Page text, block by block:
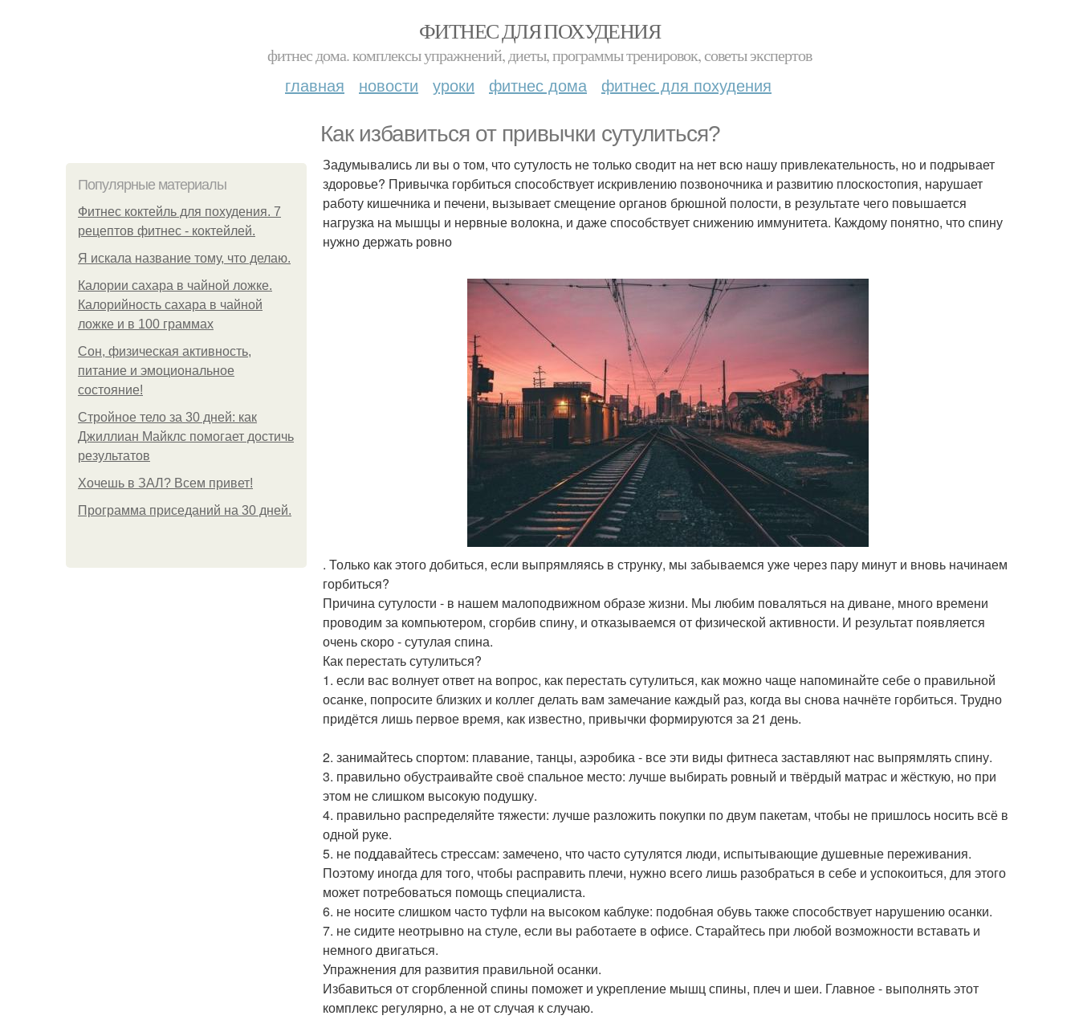
ФИТНЕС ДЛЯ ПОХУДЕНИЯ
фитнес дома. комплексы упражнений, диеты, программы тренировок, советы экспертов
главная новости уроки фитнес дома фитнес для похудения
Как избавиться от привычки сутулиться?
Популярные материалы
Фитнес коктейль для похудения. 7
рецептов фитнес - коктейлей.
Я искала название тому, что делаю.
Калории сахара в чайной ложке.
Калорийность сахара в чайной
ложке и в 100 граммах
Сон, физическая активность,
питание и эмоциональное
состояние!
Стройное тело за 30 дней: как
Джиллиан Майклс помогает достичь
результатов
Хочешь в ЗАЛ? Всем привет!
Программа приседаний на 30 дней.
Задумывались ли вы о том, что сутулость не только сводит на нет всю нашу привлекательность, но и подрывает
здоровье? Привычка горбиться способствует искривлению позвоночника и развитию плоскостопия, нарушает
работу кишечника и печени, вызывает смещение органов брюшной полости, в результате чего повышается
нагрузка на мышцы и нервные волокна, и даже способствует снижению иммунитета. Каждому понятно, что спину
нужно держать ровно
. Только как этого добиться, если выпрямляясь в струнку, мы забываемся уже через пару минут и вновь начинаем
горбиться?
Причина сутулости - в нашем малоподвижном образе жизни. Мы любим поваляться на диване, много времени
проводим за компьютером, сгорбив спину, и отказываемся от физической активности. И результат появляется
очень скоро - сутулая спина.
Как перестать сутулиться?
1. если вас волнует ответ на вопрос, как перестать сутулиться, как можно чаще напоминайте себе о правильной
осанке, попросите близких и коллег делать вам замечание каждый раз, когда вы снова начнёте горбиться. Трудно
придётся лишь первое время, как известно, привычки формируются за 21 день.
2. занимайтесь спортом: плавание, танцы, аэробика - все эти виды фитнеса заставляют нас выпрямлять спину.
3. правильно обустраивайте своё спальное место: лучше выбирать ровный и твёрдый матрас и жёсткую, но при
этом не слишком высокую подушку.
4. правильно распределяйте тяжести: лучше разложить покупки по двум пакетам, чтобы не пришлось носить всё в
одной руке.
5. не поддавайтесь стрессам: замечено, что часто сутулятся люди, испытывающие душевные переживания.
Поэтому иногда для того, чтобы расправить плечи, нужно всего лишь разобраться в себе и успокоиться, для этого
может потребоваться помощь специалиста.
6. не носите слишком часто туфли на высоком каблуке: подобная обувь также способствует нарушению осанки.
7. не сидите неотрывно на стуле, если вы работаете в офисе. Старайтесь при любой возможности вставать и
немного двигаться.
Упражнения для развития правильной осанки.
Избавиться от сгорбленной спины поможет и укрепление мышц спины, плеч и шеи. Главное - выполнять этот
комплекс регулярно, а не от случая к случаю.